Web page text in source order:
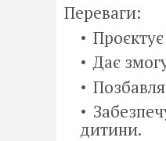
Переваги:
Дає
дитини.